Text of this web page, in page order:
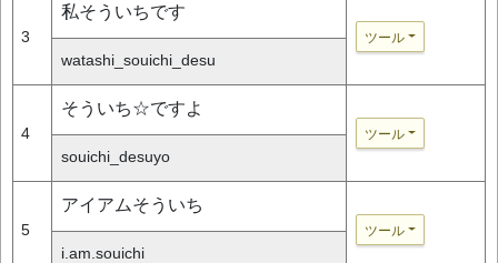
3
私そういちです
ツール
watashi_souichi_desu
4
そういち☆ですよ
ツール
souichi_desuyo
5
アイアムそういち
ツール
i.am.souichi